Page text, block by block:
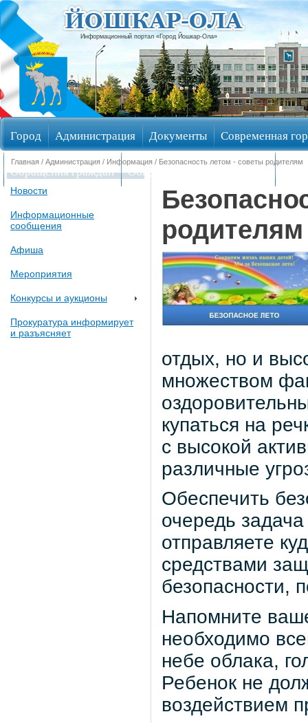
Информационный портал «Город Йошкар-Ола»
Город Администрация Документы Современная
Обращения граждан Общественные обсуждения
Главная / Администрация / Информация / Безопасность летом - советы родителям
Новости
Информационные
сообщения
Афиша
Мероприятия
Конкурсы и аукционы
Прокуратура информирует
и разъясняет
родителям
отдых, но и
множеством
купаться на
с высокой
различные
Обеспечить
очередь
отправляете
средствами
безопасности,
Напомните
необходимо
небе облака,
Ребенок не
воздействием